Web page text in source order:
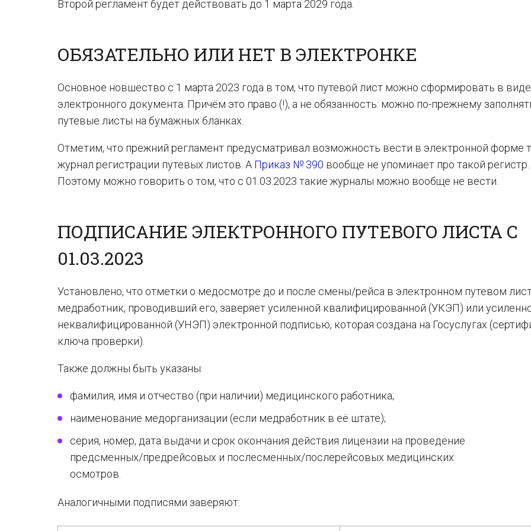
Второй регламент будет действовать до 1 марта 2029 года.
ОБЯЗАТЕЛЬНО ИЛИ НЕТ В ЭЛЕКТРОНКЕ
Основное новшество с 1 марта 2023 года в том, что путевой лист можно сформировать в виде
электронного документа. Причём это право (!), а не обязанность: можно по-прежнему
путевые листы на бумажных бланках.
Отметим, что прежний регламент предусматривал возможность вести в электронной форме
журнал регистрации путевых листов. А Приказ № 390 вообще не упоминает про такой регистр.
Поэтому можно говорить о том, что с 01.03.2023 такие журналы можно вообще не вести.
ПОДПИСАНИЕ ЭЛЕКТРОННОГО ПУТЕВОГО ЛИСТА С
01.03.2023
Установлено, что отметки о медосмотре до и после смены/рейса в электронном путевом
медработник, проводивший его, заверяет усиленной квалифицированной (УКЭП) или
неквалифицированной (УНЭП) электронной подписью, которая создана на Госуслугах
ключа проверки).
Также должны быть указаны:
фамилия, имя и отчество (при наличии) медицинского работника;
наименование медорганизации (если медработник в её штате);
серия, номер, дата выдачи и срок окончания действия лицензии на проведение
предсменных/предрейсовых и послесменных/послерейсовых медицинских
осмотров.
Аналогичными подписями заверяют: